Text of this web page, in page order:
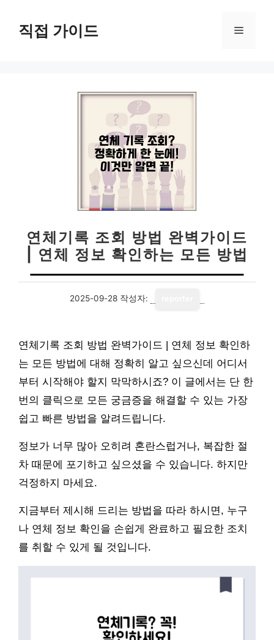
직접 가이드 메
연체기록 조회 방법 완벽가이드
| 연체 정보 확인하는 모든 방법
2025-09-28 작성자:
연체기록 조회 방법 완벽가이드 | 연체 정보 확인하
는 모든 방법에 대해 정확히 알고 싶으신데 어디서
부터 시작해야 할지 막막하시죠? 이 글에서는 단 한
번의 클릭으로 모든 궁금증을 해결할 수 있는 가장
쉽고 빠른 방법을 알려드립니다.
정보가 너무 많아 오히려 혼란스럽거나, 복잡한 절
차 때문에 포기하고 싶으셨을 수 있습니다. 하지만
걱정하지 마세요.
지금부터 제시해 드리는 방법을 따라 하시면, 누구
나 연체 정보 확인을 손쉽게 완료하고 필요한 조치
를 취할 수 있게 될 것입니다.